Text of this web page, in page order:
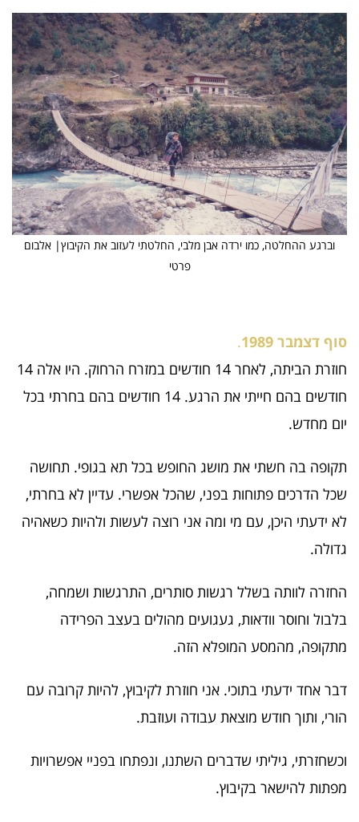
וברגע ההחלטה, כמו ירדה אבן מלבי, החלטתי לעזוב את הקיבוץ| אלבום
פרטי
סוף דצמבר 1989
.
חוזרת הביתה, לאחר 14 חודשים במזרח הרחוק. היו אלה 14
חודשים בהם חייתי את הרגע. 14 חודשים בהם בחרתי בכל
יום מחדש.
תקופה בה חשתי את מושג החופש בכל תא בגופי. תחושה
שכל הדרכים פתוחות בפני, שהכל אפשרי. עדיין לא בחרתי,
לא ידעתי היכן, עם מי ומה אני רוצה לעשות ולהיות כשאהיה
גדולה.
החזרה לוותה בשלל רגשות סותרים, התרגשות ושמחה,
בלבול וחוסר וודאות, געגועים מהולים בעצב הפרידה
מתקופה, מהמסע המופלא הזה.
דבר אחד ידעתי בתוכי. אני חוזרת לקיבוץ, להיות קרובה עם
הורי, ותוך חודש מוצאת עבודה ועוזבת.
וכשחזרתי, גיליתי שדברים השתנו, ונפתחו בפניי אפשרויות
מפתות להישאר בקיבוץ.